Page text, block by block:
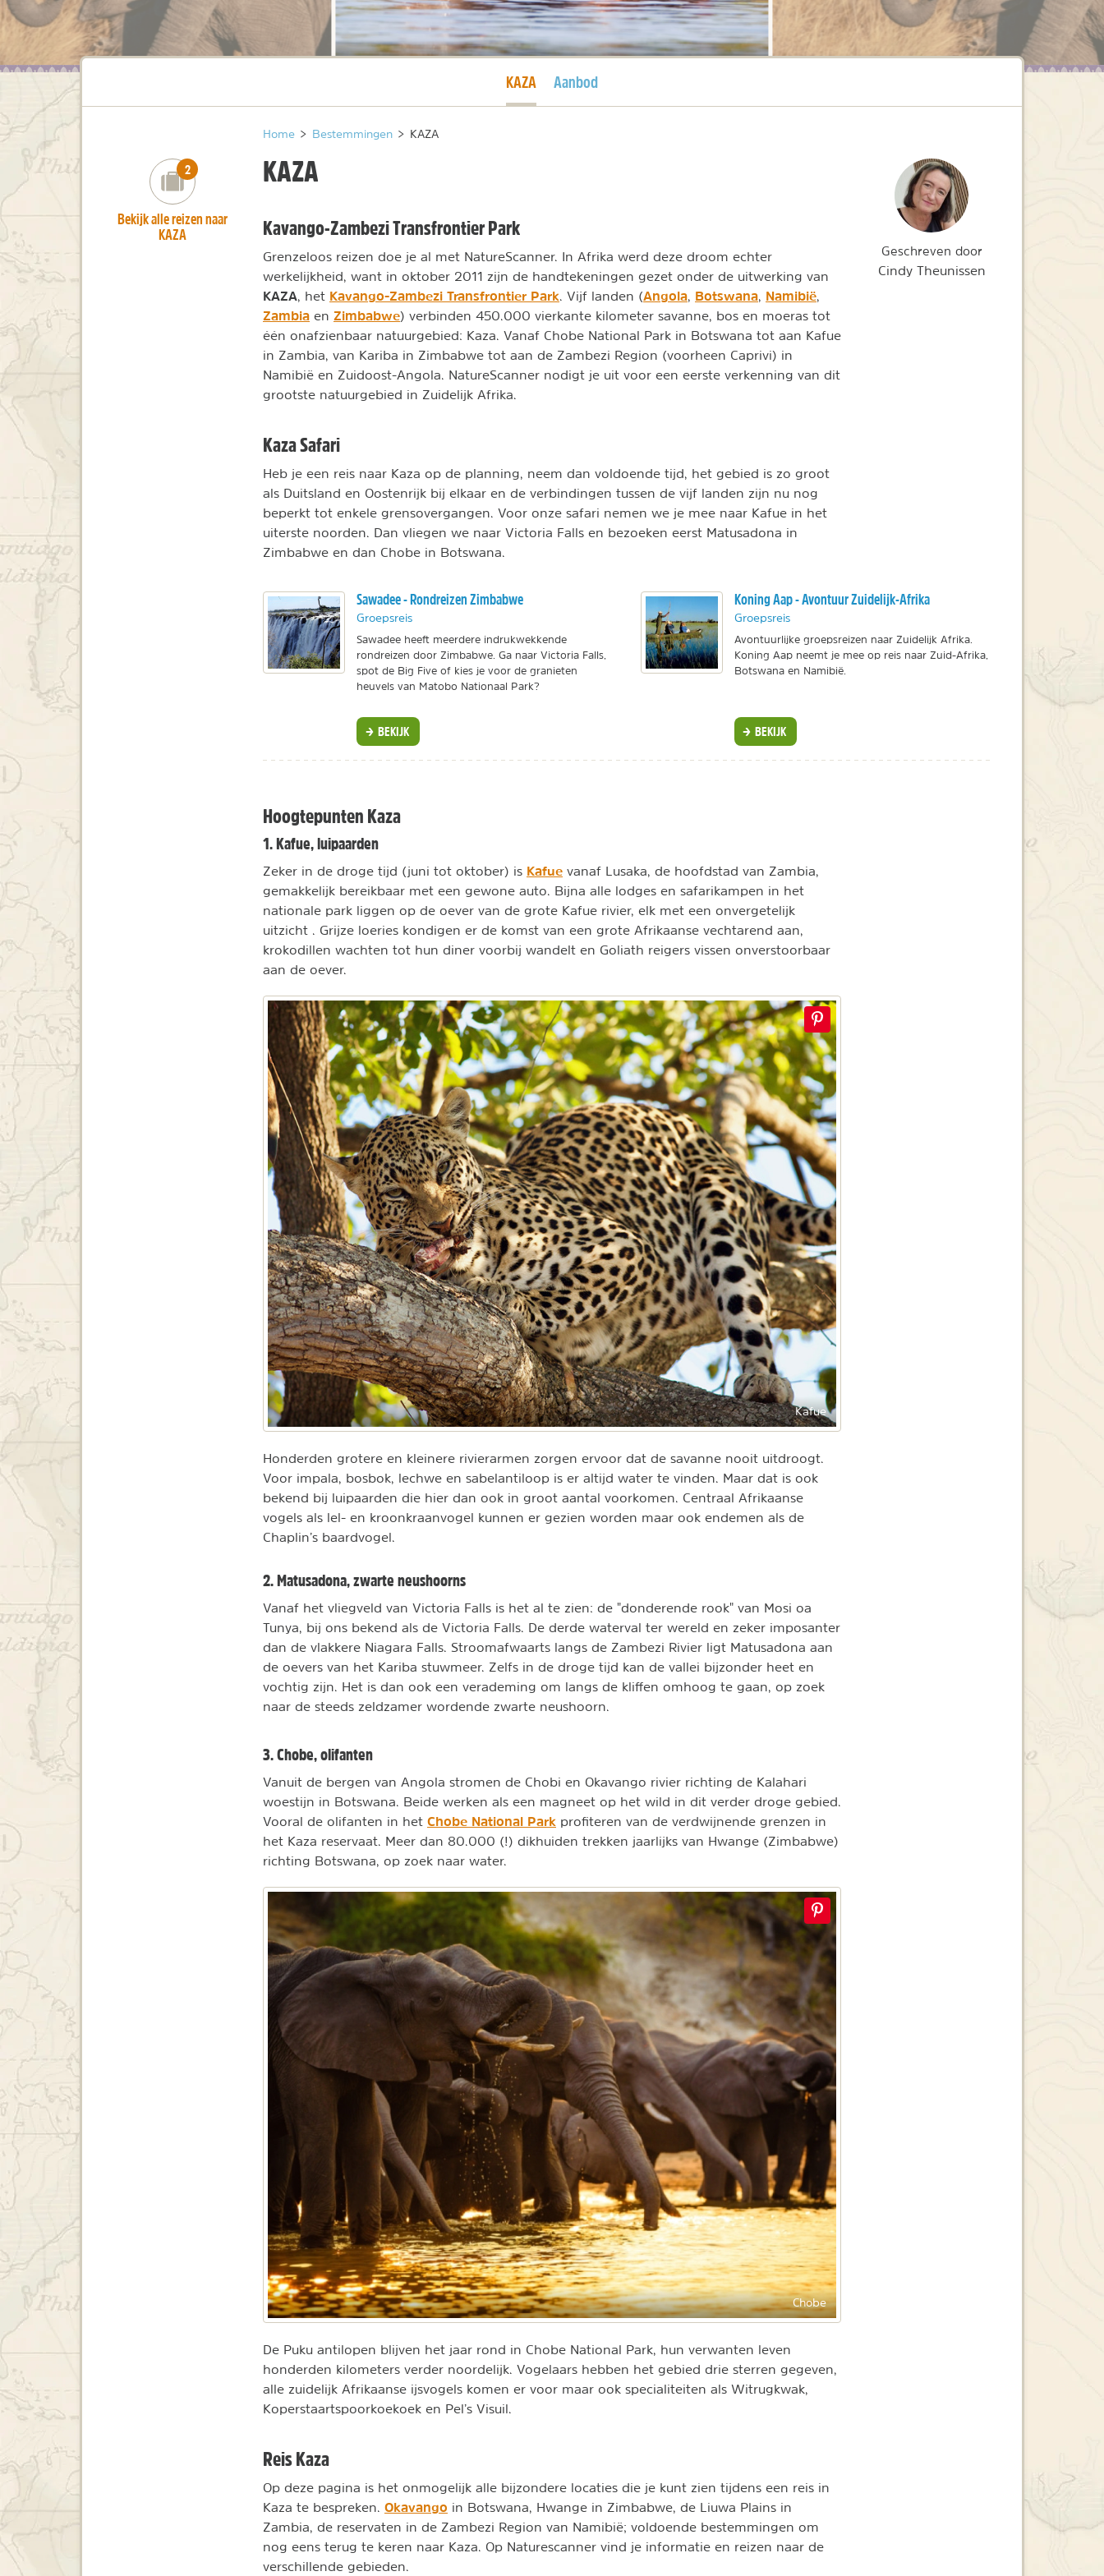
Huidige pagina
KAZA Aanbod
Home > Bestemmingen > KAZA
KAZA
Kavango-Zambezi Transfrontier Park
Grenzeloos reizen doe je al met NatureScanner. In Afrika werd deze droom echter
werkelijkheid, want in oktober 2011 zijn de handtekeningen gezet onder de uitwerking van
KAZA, het Kavango-Zambezi Transfrontier Park. Vijf landen (Angola, Botswana, Namibië,
Zambia en Zimbabwe) verbinden 450.000 vierkante kilometer savanne, bos en moeras tot
één onafzienbaar natuurgebied: Kaza. Vanaf Chobe National Park in Botswana tot aan Kafue
in Zambia, van Kariba in Zimbabwe tot aan de Zambezi Region (voorheen Caprivi) in
Namibië en Zuidoost-Angola. NatureScanner nodigt je uit voor een eerste verkenning van dit
grootste natuurgebied in Zuidelijk Afrika.
Kaza Safari
Heb je een reis naar Kaza op de planning, neem dan voldoende tijd, het gebied is zo groot
als Duitsland en Oostenrijk bij elkaar en de verbindingen tussen de vijf landen zijn nu nog
beperkt tot enkele grensovergangen. Voor onze safari nemen we je mee naar Kafue in het
uiterste noorden. Dan vliegen we naar Victoria Falls en bezoeken eerst Matusadona in
Zimbabwe en dan Chobe in Botswana.
Sawadee - Rondreizen Zimbabwe
Groepsreis
Sawadee heeft meerdere indrukwekkende
rondreizen door Zimbabwe. Ga naar Victoria Falls,
spot de Big Five of kies je voor de granieten
heuvels van Matobo Nationaal Park?
BEKIJK
Koning Aap - Avontuur Zuidelijk-Afrika
Groepsreis
Avontuurlijke groepsreizen naar Zuidelijk Afrika.
Koning Aap neemt je mee op reis naar Zuid-Afrika,
Botswana en Namibië.
BEKIJK
Hoogtepunten Kaza
1. Kafue, luipaarden
Zeker in de droge tijd (juni tot oktober) is Kafue vanaf Lusaka, de hoofdstad van Zambia,
gemakkelijk bereikbaar met een gewone auto. Bijna alle lodges en safarikampen in het
nationale park liggen op de oever van de grote Kafue rivier, elk met een onvergetelijk
uitzicht . Grijze loeries kondigen er de komst van een grote Afrikaanse vechtarend aan,
krokodillen wachten tot hun diner voorbij wandelt en Goliath reigers vissen onverstoorbaar
aan de oever.
Kafue
Honderden grotere en kleinere rivierarmen zorgen ervoor dat de savanne nooit uitdroogt.
Voor impala, bosbok, lechwe en sabelantiloop is er altijd water te vinden. Maar dat is ook
bekend bij luipaarden die hier dan ook in groot aantal voorkomen. Centraal Afrikaanse
vogels als lel- en kroonkraanvogel kunnen er gezien worden maar ook endemen als de
Chaplin’s baardvogel.
2. Matusadona, zwarte neushoorns
Vanaf het vliegveld van Victoria Falls is het al te zien: de "donderende rook" van Mosi oa
Tunya, bij ons bekend als de Victoria Falls. De derde waterval ter wereld en zeker imposanter
dan de vlakkere Niagara Falls. Stroomafwaarts langs de Zambezi Rivier ligt Matusadona aan
de oevers van het Kariba stuwmeer. Zelfs in de droge tijd kan de vallei bijzonder heet en
vochtig zijn. Het is dan ook een verademing om langs de kliffen omhoog te gaan, op zoek
naar de steeds zeldzamer wordende zwarte neushoorn.
3. Chobe, olifanten
Vanuit de bergen van Angola stromen de Chobi en Okavango rivier richting de Kalahari
woestijn in Botswana. Beide werken als een magneet op het wild in dit verder droge gebied.
Vooral de olifanten in het Chobe National Park profiteren van de verdwijnende grenzen in
het Kaza reservaat. Meer dan 80.000 (!) dikhuiden trekken jaarlijks van Hwange (Zimbabwe)
richting Botswana, op zoek naar water.
Chobe
De Puku antilopen blijven het jaar rond in Chobe National Park, hun verwanten leven
honderden kilometers verder noordelijk. Vogelaars hebben het gebied drie sterren gegeven,
alle zuidelijk Afrikaanse ijsvogels komen er voor maar ook specialiteiten als Witrugkwak,
Koperstaartspoorkoekoek en Pel’s Visuil.
Reis Kaza
Op deze pagina is het onmogelijk alle bijzondere locaties die je kunt zien tijdens een reis in
Kaza te bespreken. Okavango in Botswana, Hwange in Zimbabwe, de Liuwa Plains in
Zambia, de reservaten in de Zambezi Region van Namibië; voldoende bestemmingen om
nog eens terug te keren naar Kaza. Op Naturescanner vind je informatie en reizen naar de
verschillende gebieden.
number_of_trips:
2
Bekijk alle reizen naar
KAZA
Geschreven door
Cindy Theunissen